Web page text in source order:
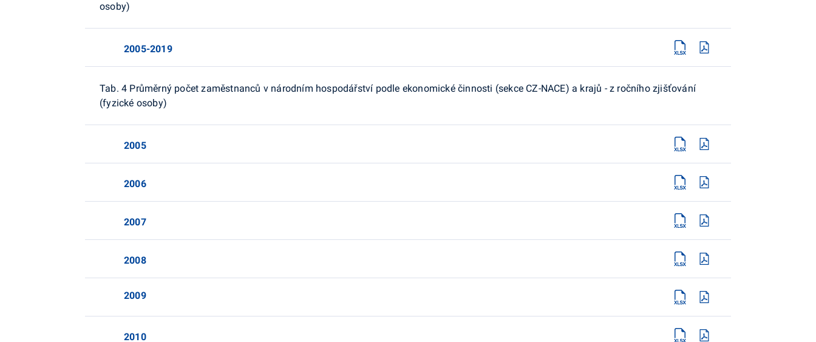
osoby)
2005-2019
Tab. 4 Průměrný počet zaměstnanců v národním hospodářství podle ekonomické činnosti (sekce CZ-NACE) a krajů - z ročního zjišťování
(fyzické osoby)
2005
2006
2007
2008
2009
2010